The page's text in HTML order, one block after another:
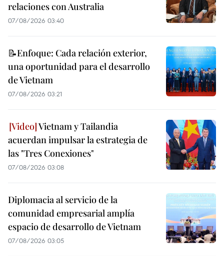
relaciones con Australia
07/08/2026 03:40
📝Enfoque: Cada relación exterior,
una oportunidad para el desarrollo
de Vietnam
07/08/2026 03:21
Vietnam y Tailandia
acuerdan impulsar la estrategia de
las "Tres Conexiones"
07/08/2026 03:08
Diplomacia al servicio de la
comunidad empresarial amplía
espacio de desarrollo de Vietnam
07/08/2026 03:05